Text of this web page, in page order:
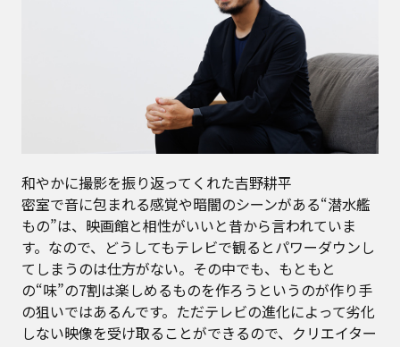
和やかに撮影を振り返ってくれた吉野耕平
密室で音に包まれる感覚や暗闇のシーンがある“潜水艦
もの”は、映画館と相性がいいと昔から言われていま
す。なので、どうしてもテレビで観るとパワーダウンし
てしまうのは仕方がない。その中でも、もともと
の“味”の7割は楽しめるものを作ろうというのが作り手
の狙いではあるんです。ただテレビの進化によって劣化
しない映像を受け取ることができるので、クリエイター